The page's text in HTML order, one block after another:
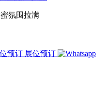
氛围拉满
展位预订